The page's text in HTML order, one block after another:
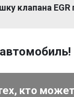
клапана
кто может